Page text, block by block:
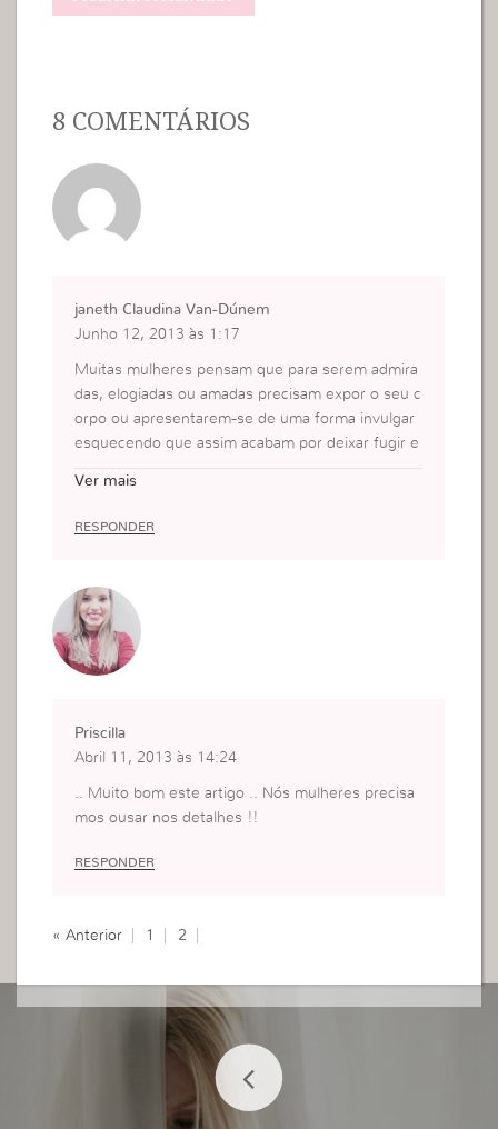
8 COMENTÁRIOS
janeth Claudina Van-Dúnem
Junho 12, 2013 às 1:17
Muitas mulheres pensam que para serem admira
das, elogiadas ou amadas precisam expor o seu c
orpo ou apresentarem-se de uma forma invulgar
esquecendo que assim acabam por deixar fugir e
Ver mais
RESPONDER
Priscilla
Abril 11, 2013 às 14:24
.. Muito bom este artigo .. Nós mulheres precisa
mos ousar nos detalhes !!
RESPONDER
« Anterior 1 2